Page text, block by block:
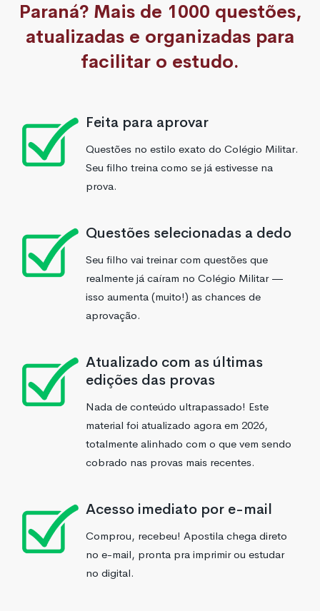
Paraná? Mais de 1000 questões,
atualizadas e organizadas para
facilitar o estudo.
Feita para aprovar
Questões no estilo exato do Colégio Militar.
Seu filho treina como se já estivesse na
prova.
Questões selecionadas a dedo
Seu filho vai treinar com questões que
realmente já caíram no Colégio Militar —
isso aumenta (muito!) as chances de
aprovação.
Atualizado com as últimas
edições das provas
Nada de conteúdo ultrapassado! Este
material foi atualizado agora em 2026,
totalmente alinhado com o que vem sendo
cobrado nas provas mais recentes.
Acesso imediato por e-mail
Comprou, recebeu! Apostila chega direto
no e-mail, pronta pra imprimir ou estudar
no digital.